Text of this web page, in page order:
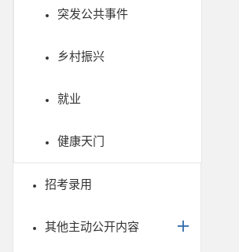
突发公共事件
乡村振兴
就业
健康天门
招考录用
其他主动公开内容